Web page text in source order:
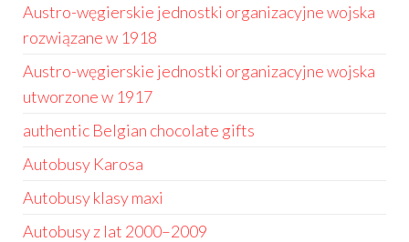
Austro-węgierskie jednostki organizacyjne wojska
rozwiązane w 1918
Austro-węgierskie jednostki organizacyjne wojska
utworzone w 1917
authentic Belgian chocolate gifts
Autobusy Karosa
Autobusy klasy maxi
Autobusy z lat 2000–2009